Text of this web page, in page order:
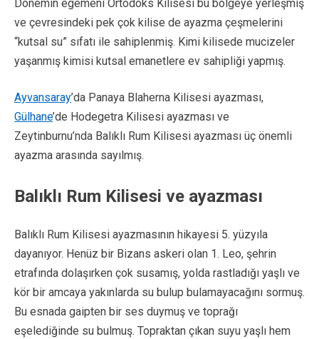
Dönemin egemeni Ortodoks Kilisesi bu bölgeye yerleşmiş
ve çevresindeki pek çok kilise de ayazma çeşmelerini
“kutsal su” sıfatı ile sahiplenmiş. Kimi kilisede mucizeler
yaşanmış kimisi kutsal emanetlere ev sahipliği yapmış.
Ayvansaray’da Panaya Blaherna Kilisesi ayazması,
Gülhane’de Hodegetra Kilisesi ayazması ve
Zeytinburnu’nda Balıklı Rum Kilisesi ayazması üç önemli
ayazma arasında sayılmış.
Balıklı Rum Kilisesi ve ayazması
Balıklı Rum Kilisesi ayazmasının hikayesi 5. yüzyıla
dayanıyor. Henüz bir Bizans askeri olan 1. Leo, şehrin
etrafında dolaşırken çok susamış, yolda rastladığı yaşlı ve
kör bir amcaya yakınlarda su bulup bulamayacağını sormuş.
Bu esnada gaipten bir ses duymuş ve toprağı
eşelediğinde su bulmuş. Topraktan çıkan suyu yaşlı hem